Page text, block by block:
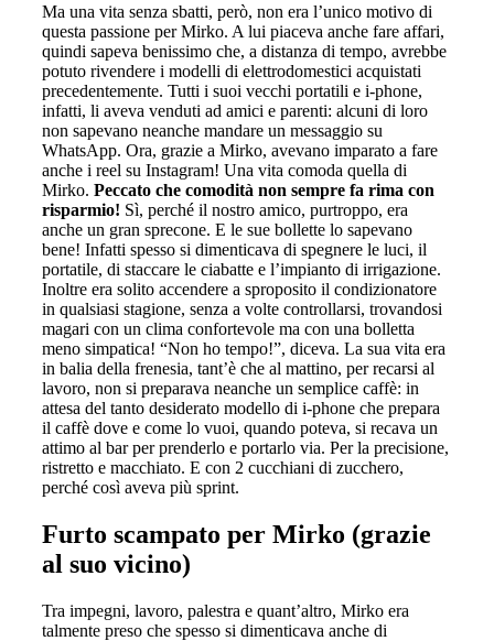
Ma una vita senza sbatti, però, non era l’unico motivo di
questa passione per Mirko. A lui piaceva anche fare affari,
quindi sapeva benissimo che, a distanza di tempo, avrebbe
potuto rivendere i modelli di elettrodomestici acquistati
precedentemente. Tutti i suoi vecchi portatili e i-phone,
infatti, li aveva venduti ad amici e parenti: alcuni di loro
non sapevano neanche mandare un messaggio su
WhatsApp. Ora, grazie a Mirko, avevano imparato a fare
anche i reel su Instagram! Una vita comoda quella di
Mirko. Peccato che comodità non sempre fa rima con
risparmio! Sì, perché il nostro amico, purtroppo, era
anche un gran sprecone. E le sue bollette lo sapevano
bene! Infatti spesso si dimenticava di spegnere le luci, il
portatile, di staccare le ciabatte e l’impianto di irrigazione.
Inoltre era solito accendere a sproposito il condizionatore
in qualsiasi stagione, senza a volte controllarsi, trovandosi
magari con un clima confortevole ma con una bolletta
meno simpatica! “Non ho tempo!”, diceva. La sua vita era
in balia della frenesia, tant’è che al mattino, per recarsi al
lavoro, non si preparava neanche un semplice caffè: in
attesa del tanto desiderato modello di i-phone che prepara
il caffè dove e come lo vuoi, quando poteva, si recava un
attimo al bar per prenderlo e portarlo via. Per la precisione,
ristretto e macchiato. E con 2 cucchiani di zucchero,
perché così aveva più sprint.
Furto scampato per Mirko (grazie
al suo vicino)
Tra impegni, lavoro, palestra e quant’altro, Mirko era
talmente preso che spesso si dimenticava anche di